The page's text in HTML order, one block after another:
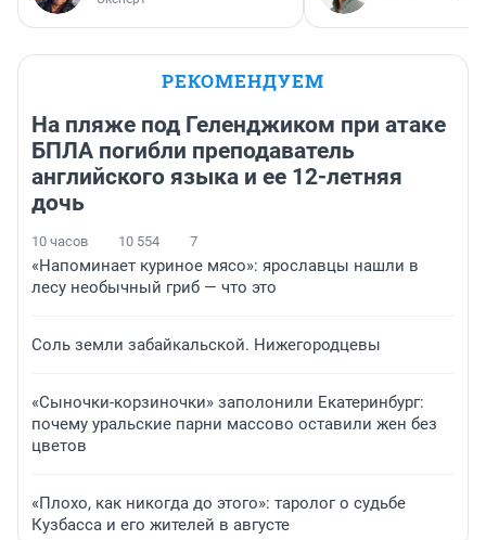
РЕКОМЕНДУЕМ
На пляже под Геленджиком при атаке
БПЛА погибли преподаватель
английского языка и ее 12-летняя
дочь
10 часов 10 554 7
«Напоминает куриное мясо»: ярославцы нашли в
лесу необычный гриб — что это
Соль земли забайкальской. Нижегородцевы
«Сыночки-корзиночки» заполонили Екатеринбург:
почему уральские парни массово оставили жен без
цветов
«Плохо, как никогда до этого»: таролог о судьбе
Кузбасса и его жителей в августе